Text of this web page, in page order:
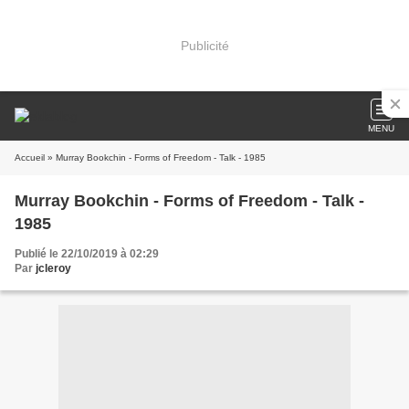
Publicité
MENU
Accueil » Murray Bookchin - Forms of Freedom - Talk - 1985
Murray Bookchin - Forms of Freedom - Talk -
1985
Publié le 22/10/2019 à 02:29
Par jcleroy